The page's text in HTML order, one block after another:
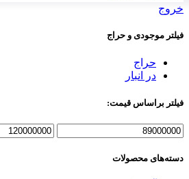
خروج
فیلتر موجودی و حراج
حراج
در انبار
فیلتر براساس قیمت:
دسته‌های محصولات